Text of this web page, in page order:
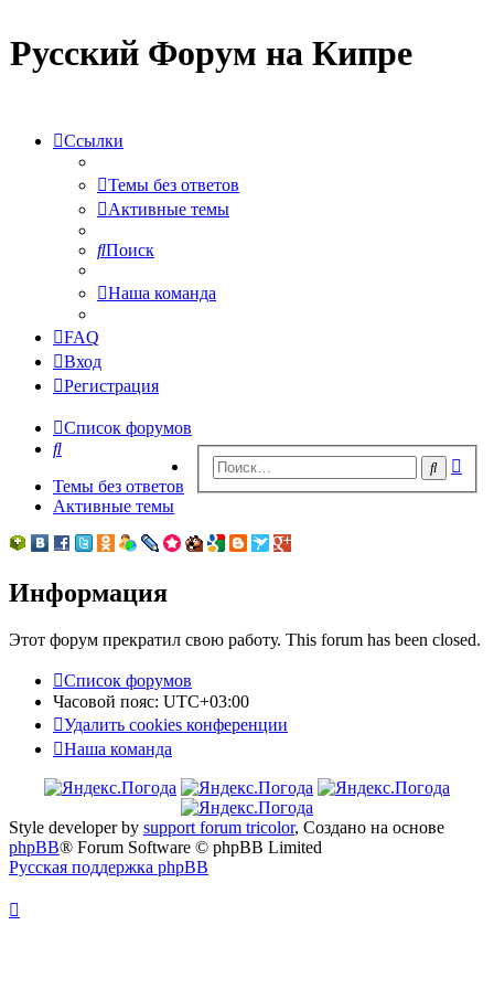
Русский Форум на Кипре
Ссылки
Темы без ответов
Активные темы
Поиск
Наша команда
FAQ
Вход
Регистрация
Список форумов
Поиск
Поиск
Темы без ответов
Активные темы
Информация
Этот форум прекратил свою работу. This forum has been closed.
Список форумов
Часовой пояс: UTC+03:00
Удалить cookies конференции
Наша команда
Style developer by support forum tricolor, Создано на основе
phpBB® Forum Software © phpBB Limited
Русская поддержка phpBB